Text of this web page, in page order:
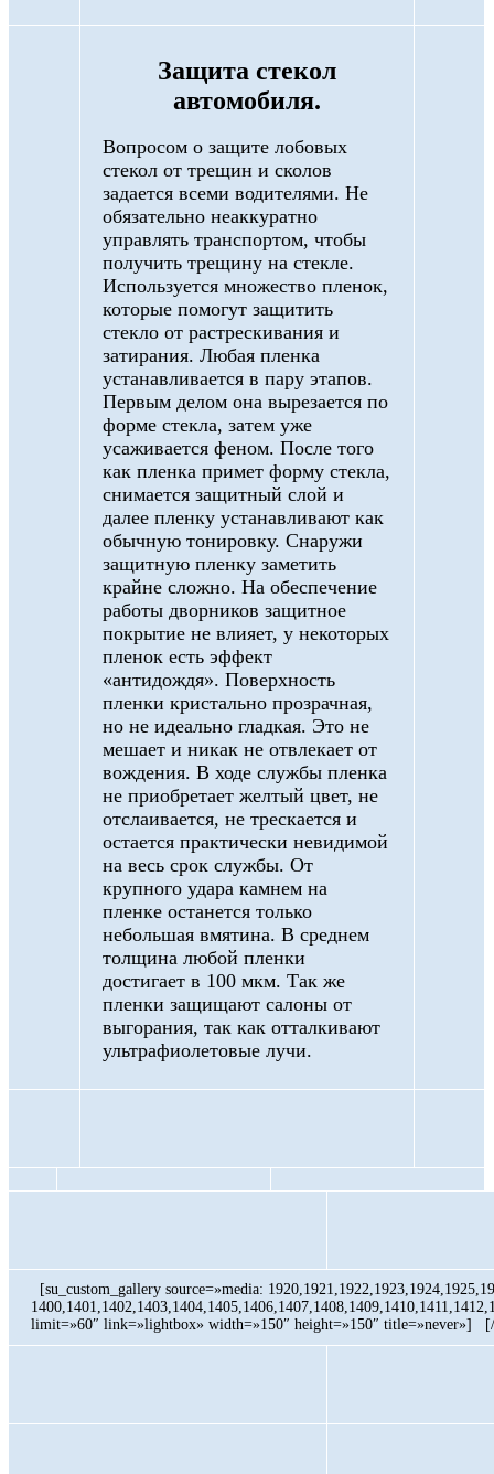
Защита стекол
автомобиля.
Вопросом о защите лобовых
стекол от трещин и сколов
задается всеми водителями. Не
обязательно неаккуратно
управлять транспортом, чтобы
получить трещину на стекле.
Используется множество пленок,
которые помогут защитить
стекло от растрескивания и
затирания. Любая пленка
устанавливается в пару этапов.
Первым делом она вырезается по
форме стекла, затем уже
усаживается феном. После того
как пленка примет форму стекла,
снимается защитный слой и
далее пленку устанавливают как
обычную тонировку. Снаружи
защитную пленку заметить
крайне сложно. На обеспечение
работы дворников защитное
покрытие не влияет, у некоторых
пленок есть эффект
«антидождя». Поверхность
пленки кристально прозрачная,
но не идеально гладкая. Это не
мешает и никак не отвлекает от
вождения. В ходе службы пленка
не приобретает желтый цвет, не
отслаивается, не трескается и
остается практически невидимой
на весь срок службы. От
крупного удара камнем на
пленке останется только
небольшая вмятина. В среднем
толщина любой пленки
достигает в 100 мкм. Так же
пленки защищают салоны от
выгорания, так как отталкивают
ультрафиолетовые лучи.
[su_custom_gallery source=»media:
limit=»60″ link=»lightbox» width=»150″ height=»150″ title=»never»]